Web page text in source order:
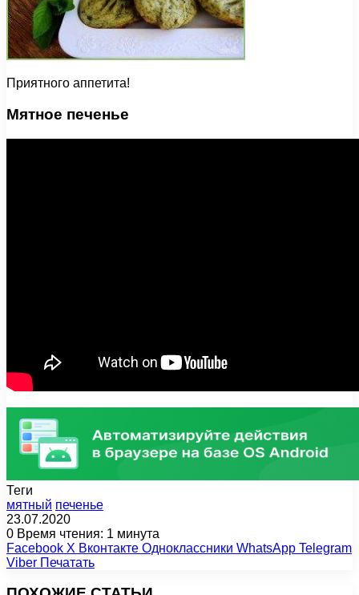
Приятного аппетита!
Мятное печенье
Теги
мятный печенье
23.07.2020
0 Время чтения: 1 минута
Facebook X Вконтакте Одноклассники WhatsApp Telegram
Viber Печатать